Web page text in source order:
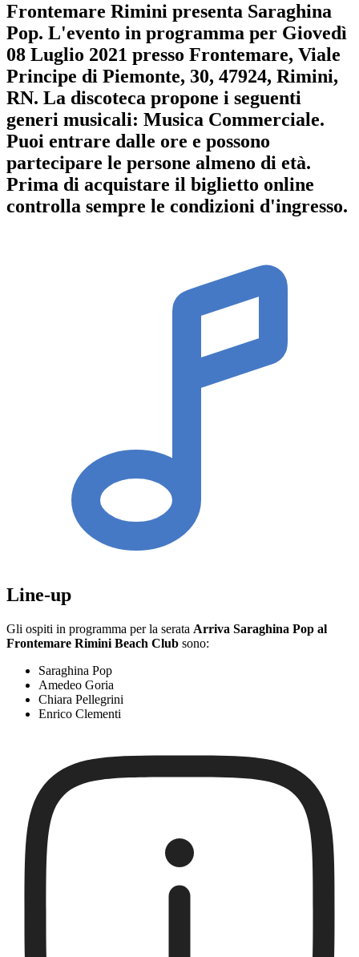
Frontemare Rimini presenta Saraghina
Pop. L'evento in programma per Giovedì
08 Luglio 2021 presso Frontemare, Viale
Principe di Piemonte, 30, 47924, Rimini,
RN. La discoteca propone i seguenti
generi musicali: Musica Commerciale.
Puoi entrare dalle ore e possono
partecipare le persone almeno di età.
Prima di acquistare il biglietto online
controlla sempre le condizioni d'ingresso.
Line-up
Gli ospiti in programma per la serata Arriva Saraghina Pop al
Frontemare Rimini Beach Club sono:
Saraghina Pop
Amedeo Goria
Chiara Pellegrini
Enrico Clementi